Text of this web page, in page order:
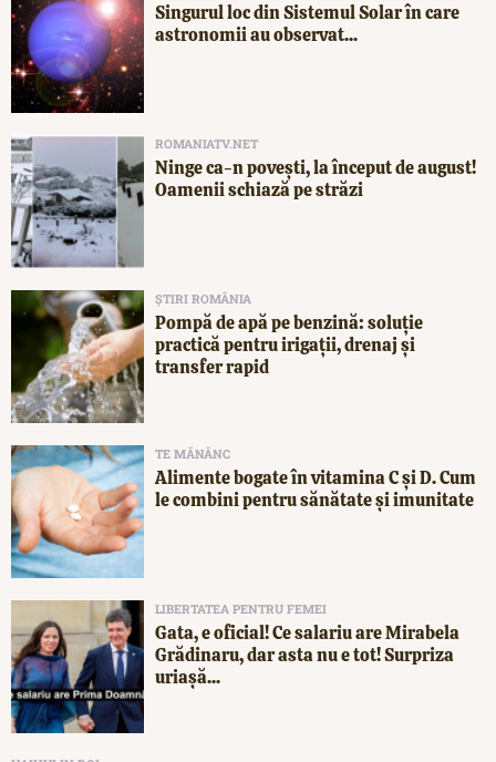
Singurul loc din Sistemul Solar în care
astronomii au observat...
ROMANIATV.NET
Ninge ca-n povești, la început de august!
Oamenii schiază pe străzi
ȘTIRI ROMÂNIA
Pompă de apă pe benzină: soluție
practică pentru irigații, drenaj și
transfer rapid
TE MĂNÂNC
Alimente bogate în vitamina C și D. Cum
le combini pentru sănătate și imunitate
LIBERTATEA PENTRU FEMEI
Gata, e oficial! Ce salariu are Mirabela
Grădinaru, dar asta nu e tot! Surpriza
uriașă...